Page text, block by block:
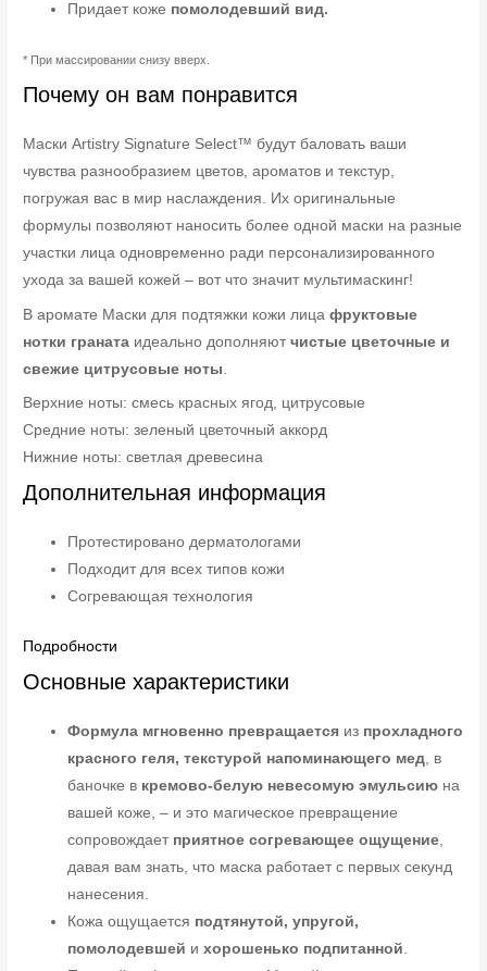
Придает коже помолодевший вид.
* При массировании снизу вверх.
Почему он вам понравится
Маски Artistry Signature Select™ будут баловать ваши
чувства разнообразием цветов, ароматов и текстур,
погружая вас в мир наслаждения. Их оригинальные
формулы позволяют наносить более одной маски на разные
участки лица одновременно ради персонализированного
ухода за вашей кожей – вот что значит мультимаскинг!
В аромате Маски для подтяжки кожи лица фруктовые
нотки граната идеально дополняютчистые цветочные и
свежие цитрусовые ноты
Верхние ноты: смесь красных ягод, цитрусовые
Средние ноты: зеленый цветочный аккорд
Нижние ноты: светлая древесина
Дополнительная информация
Протестировано дерматологами
Подходит для всех типов кожи
Согревающая технология
Подробности
Основные характеристики
Формула мгновенно превращается из прохладного
красного геля, текстурой напоминающего мед , в
баночке в кремово-белую невесомую эмульсию на
вашей коже, – и это магическое превращение
сопровождает приятное согревающее ощущение
давая вам знать, что маска работает с первых секунд
нанесения.
Кожа ощущается подтянутой, упругой,
помолодевшей ихорошенько подпитанной